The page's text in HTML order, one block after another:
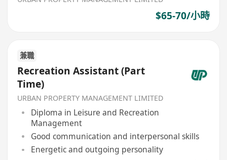
$65-70/小時
兼職
Recreation Assistant (Part
Time)
URBAN PROPERTY MANAGEMENT LIMITED
Diploma in Leisure and Recreation
Management
Good communication and interpersonal skills
Energetic and outgoing personality